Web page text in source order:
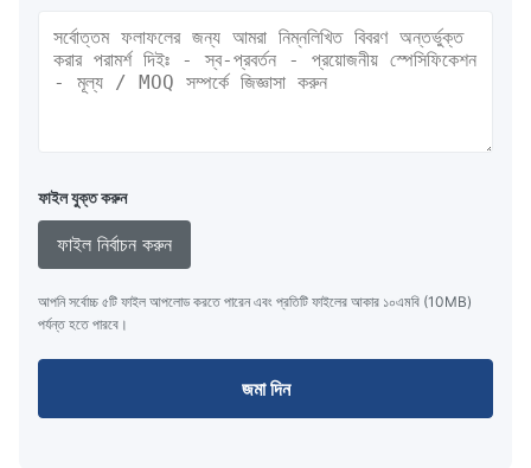
ফাইল যুক্ত করুন
ফাইল নির্বাচন করুন
আপনি সর্বোচ্চ ৫টি ফাইল আপলোড করতে পারেন এবং প্রতিটি ফাইলের আকার ১০এমবি (10MB)
পর্যন্ত হতে পারবে।
জমা দিন